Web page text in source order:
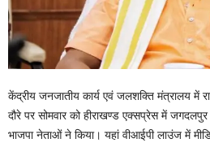
केंद्रीय जनजातीय कार्य एवं जलशक्ति मंत्रालय में
दौरे पर सोमवार को हीराखण्ड एक्सप्रेस में
भाजपा नेताओं ने किया। यहां वीआईपी लाउंज में